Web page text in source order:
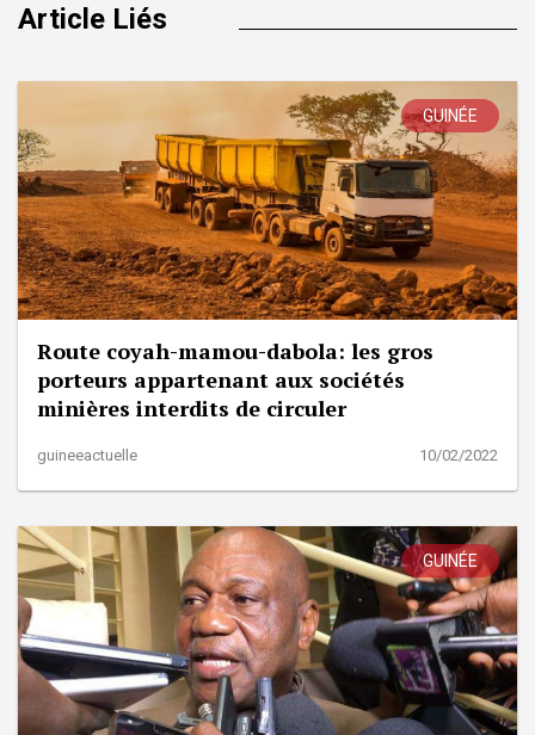
Article Liés
GUINÉE
Route coyah-mamou-dabola: les gros
porteurs appartenant aux sociétés
minières interdits de circuler
guineeactuelle 10/02/2022
GUINÉE